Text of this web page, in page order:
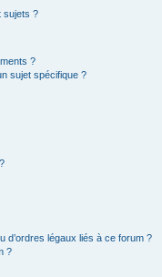
sujets ?
?
sujet spécifique ?
d’ordres légaux liés à ce forum ?
?